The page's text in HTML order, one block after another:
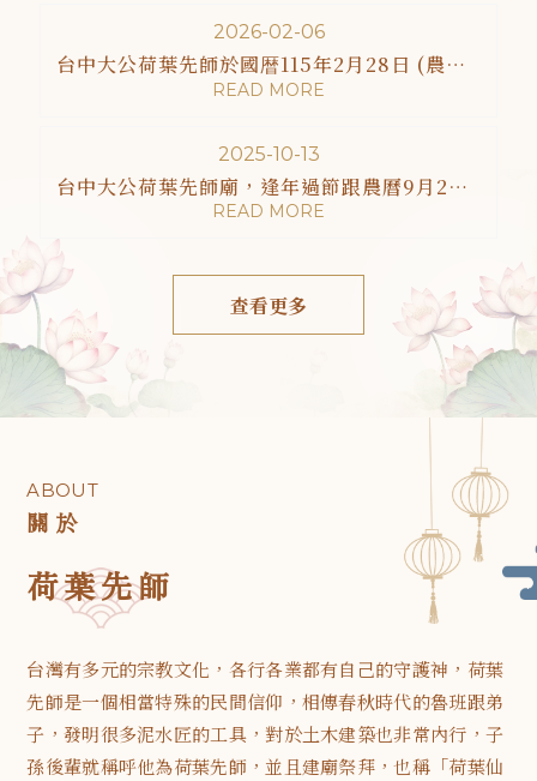
2026-02-06
台中大公荷葉先師於國暦115年2月28日 (農暦正月12日)星期六中午十一點舉辦 春酒聯誼活動曁新舊主任委員交接典禮 敬邀您蒞臨指導
2025-10-13
台中大公荷葉先師廟，逢年過節跟農曆9月24號荷葉仙師聖誕日，都會舉辦普渡法會、宗教活動
查看更多
台中拜荷葉先師
南屯區拜荷葉先師
拜魯班公
ABOUT
關 於
荷葉先師
台灣有多元的宗教文化，各行各業都有自己的守護神，荷葉
先師是一個相當特殊的民間信仰，相傳春秋時代的魯班跟弟
子，發明很多泥水匠的工具，對於土木建築也非常內行，子
孫後輩就稱呼他為荷葉先師，並且建廟祭拜，也稱「荷葉仙